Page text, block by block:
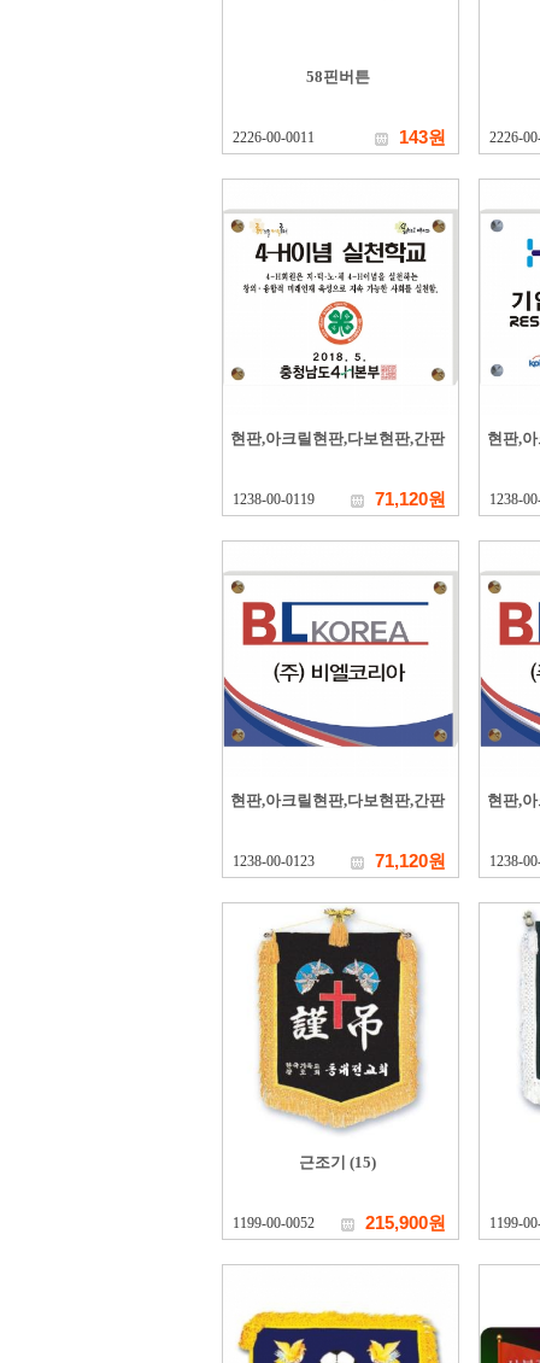
58핀버튼
2226-00-0011 143원 2226-
현판,아크릴현판,다보현판,간판
1238-00-0119 71,120원
현판,
1238-
현판,아크릴현판,다보현판,간판
1238-00-0123 71,120원
현판,
1238-
근조기 (15)
1199-00-0052 215,900원 1199-